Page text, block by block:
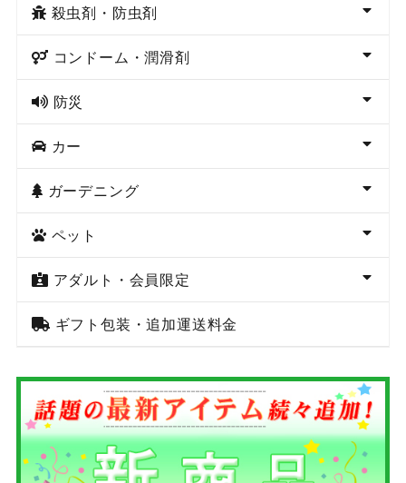
殺虫剤・防虫剤
コンドーム・潤滑剤
防災
カー
ガーデニング
ペット
アダルト・会員限定
ギフト包装・追加運送料金